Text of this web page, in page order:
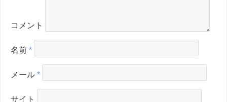
コメント
名前 *
メール *
サイト